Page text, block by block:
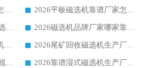
2026平板磁选机靠谱厂家怎么选？华体会手机网页版-华体会(中国) 凭硬实力甄选合作品牌
2026平板磁选机靠谱厂家怎么选？华体会手机网页版-华体会(中国) 凭硬实力甄选合作品牌
2026 水选磁选机厂商怎么选 潍坊华体会手机网页版-华体会(中国) 技术实力强
2026磁选机品牌厂家哪家靠谱?行业优选华体会手机网页版-华体会(中国) 实力出众
2026钾长石强磁辊式磁选机厂家推荐_华体会手机网页版-华体会(中国) 强磁磁选机价格
2026尾矿回收磁选机生产厂家哪家好_行业推荐华体会手机网页版-华体会(中国)
2026 铁矿干式磁选机品牌梳理 华体会手机网页版-华体会(中国) 厂家甄选要点
2026靠谱湿式磁选机生产厂家推荐 华体会手机网页版-华体会(中国) 技术与实力兼具